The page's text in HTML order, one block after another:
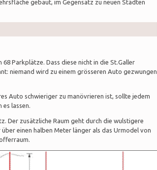
gebaut, im Gegensatz zu neuen Städten
68 Parkplätze. Dass diese nicht in die St.Galler
niemand wird zu einem grösseren Auto gezwungen
Auto schwieriger zu manövrieren ist, sollte jedem
lassen.
Der zusätzliche Raum geht durch die wulstigere
einen halben Meter länger als das Urmodel von